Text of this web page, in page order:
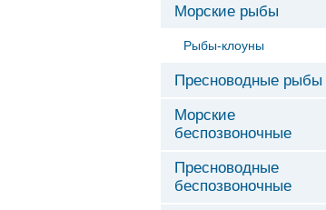
Морские рыбы
Рыбы-клоуны
Пресноводные рыбы
Морские
беспозвоночные
Пресноводные
беспозвоночные